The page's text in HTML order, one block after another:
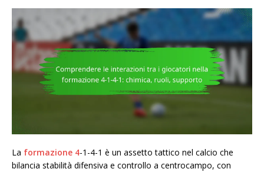
La formazione 4-1-4-1 è un assetto tattico nel calcio che
bilancia stabilità difensiva e controllo a centrocampo, con